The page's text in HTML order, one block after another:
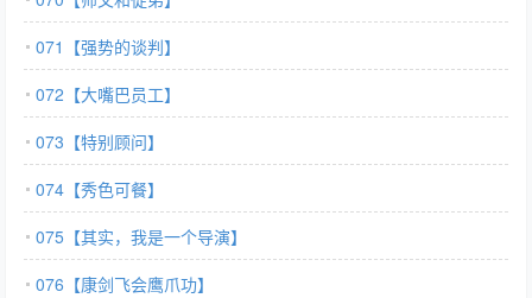
071【强势的谈判】
072【大嘴巴员工】
073【特别顾问】
074【秀色可餐】
075【其实，我是一个导演】
076【康剑飞会鹰爪功】